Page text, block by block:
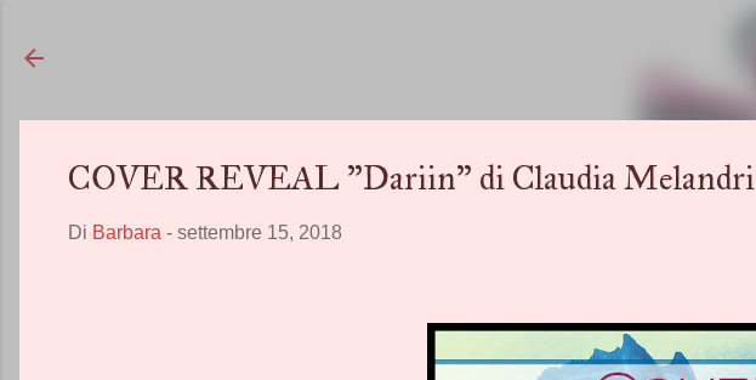
COVER REVEAL "Dariin" di Claudia Melandri
Di Barbara - settembre 15, 2018